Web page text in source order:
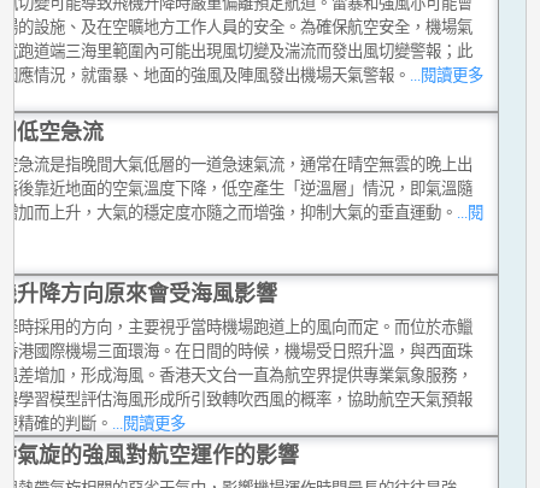
的設施、及在空曠地方工作人員的安全。為確保航空安全，機場氣
跑道端三海里範圍內可能出現風切變及湍流而發出風切變警報；此
應情況，就雷暴、地面的強風及陣風發出機場天氣警報。 ...閱讀更多
低空急流
急流是指晚間大氣低層的一道急速氣流，通常在晴空無雲的晚上出
後靠近地面的空氣溫度下降，低空產生「逆溫層」情況，即氣溫隨
加而上升，大氣的穩定度亦隨之而增強，抑制大氣的垂直運動。 ...閱
升降方向原來會受海風影響
時採用的方向，主要視乎當時機場跑道上的風向而定。而位於赤鱲
港國際機場三面環海。在日間的時候，機場受日照升溫，與西面珠
差增加，形成海風。香港天文台一直為航空界提供專業氣象服務，
學習模型評估海風形成所引致轉吹西風的概率，協助航空天氣預報
精確的判斷。
...閱讀更多
氣旋的強風對航空運作的影響